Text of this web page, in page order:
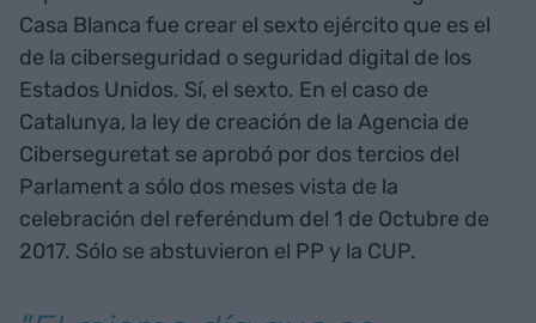
Casa Blanca fue crear el sexto ejército que es el
de la ciberseguridad o seguridad digital de los
Estados Unidos. Sí, el sexto. En el caso de
Catalunya, la ley de creación de la Agencia de
Ciberseguretat se aprobó por dos tercios del
Parlament a sólo dos meses vista de la
celebración del referéndum del 1 de Octubre de
2017. Sólo se abstuvieron el PP y la CUP.